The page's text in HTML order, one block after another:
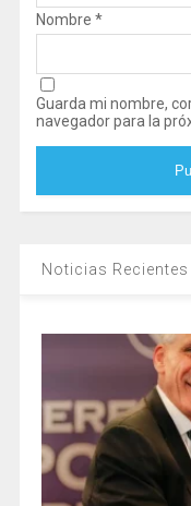
Nombre *
Guarda mi nombre,
navegador para la
Noticias Recientes